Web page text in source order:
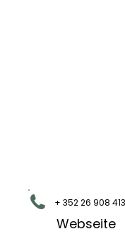
+ 352 26 908 413
Webseite